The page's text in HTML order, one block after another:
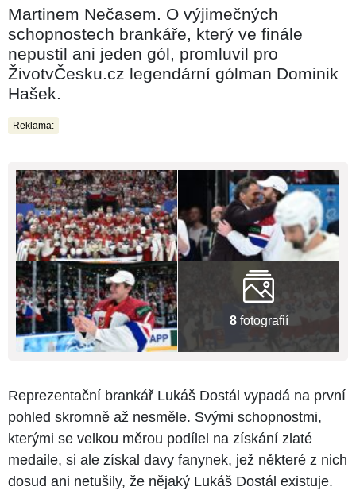
Martinem Nečasem. O výjimečných
schopnostech brankáře, který ve finále
nepustil ani jeden gól, promluvil pro
ŽivotvČesku.cz legendární gólman Dominik
Hašek.
Reklama:
8fotografií
Reprezentační brankář Lukáš Dostál vypadá na první
pohled skromně až nesměle. Svými schopnostmi,
kterými se velkou měrou podílel na získání zlaté
medaile, si ale získal davy fanynek, jež některé z nich
dosud ani netušily, že nějaký Lukáš Dostál existuje.